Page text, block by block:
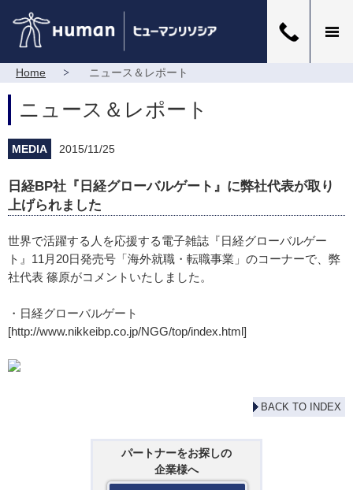
Home ニュース＆レポート
ニュース＆レポート
MEDIA 2015/11/25
日経BP社『日経グローバルゲート』に弊社代表が取り
上げられました
世界で活躍する人を応援する電子雑誌『日経グローバルゲー
ト』11月20日発売号「海外就職・転職事業」のコーナーで、弊
社代表 篠原がコメントいたしました。
・日経グローバルゲート
[http://www.nikkeibp.co.jp/NGG/top/index.html]
BACK TO INDEX
パートナーをお探しの
企業様へ